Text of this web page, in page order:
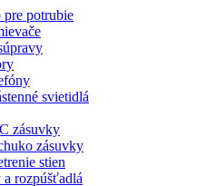
pre potrubie
svietidlá
zásuvky
zásuvky
stien
a rozpúšťadlá